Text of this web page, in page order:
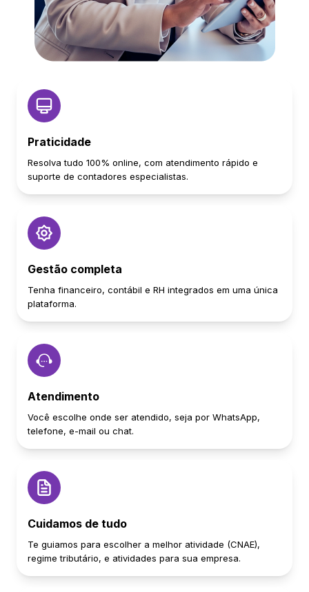
Praticidade
Resolva tudo 100% online, com atendimento rápido e
suporte de contadores especialistas.
Gestão completa
Tenha financeiro, contábil e RH integrados em uma única
plataforma.
Atendimento
Você escolhe onde ser atendido, seja por WhatsApp,
telefone, e-mail ou chat.
Cuidamos de tudo
Te guiamos para escolher a melhor atividade (CNAE),
regime tributário, e atividades para sua empresa.